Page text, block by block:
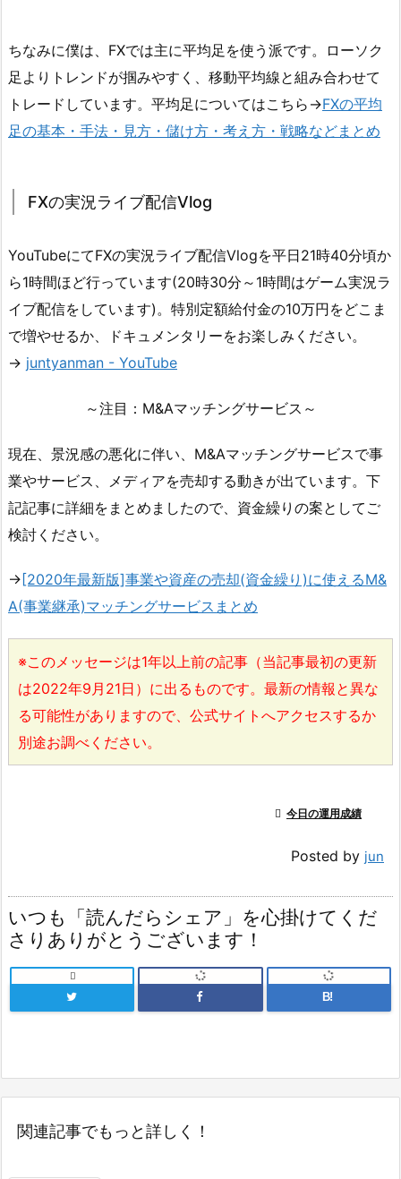
ちなみに僕は、FXでは主に平均足を使う派です。ローソク
足よりトレンドが掴みやすく、移動平均線と組み合わせて
トレードしています。平均足についてはこちら→FXの平均
足の基本・手法・見方・儲け方・考え方・戦略などまとめ
FXの実況ライブ配信Vlog
YouTubeにてFXの実況ライブ配信Vlogを平日21時40分頃か
ら1時間ほど行っています(20時30分～1時間はゲーム実況ラ
イブ配信をしています)。特別定額給付金の10万円をどこま
で増やせるか、ドキュメンタリーをお楽しみください。
→ juntyanman - YouTube
～注目：M&Aマッチングサービス～
現在、景況感の悪化に伴い、M&Aマッチングサービスで事
業やサービス、メディアを売却する動きが出ています。下
記記事に詳細をまとめましたので、資金繰りの案としてご
検討ください。
→ [2020年最新版]事業や資産の売却(資金繰り)に使えるM&
A(事業継承)マッチングサービスまとめ
※このメッセージは1年以上前の記事（当記事最初の更新
は2022年9月21日）に出るものです。最新の情報と異な
る可能性がありますので、公式サイトへアクセスするか
別途お調べください。
 今日の運用成績
Posted by jun
いつも「読んだらシェア」を心掛けてくだ
さりありがとうございます！

B!
関連記事でもっと詳しく！